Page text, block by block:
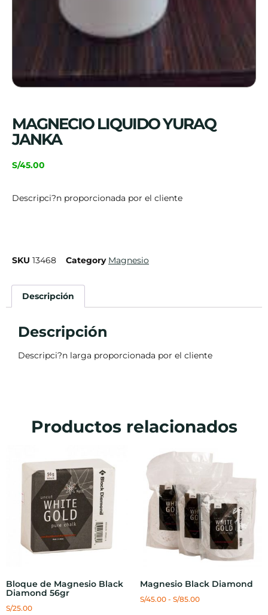
MAGNECIO LIQUIDO YURAQ
JANKA
S/45.00
Descripci?n proporcionada por el cliente
SKU 13468 Category Magnesio
Descripción
Descripción
Descripci?n larga proporcionada por el cliente
Productos relacionados
Bloque de Magnesio Black
Diamond 56gr
S/25.00
Magnesio Black Diamond
S/45.00 - S/85.00